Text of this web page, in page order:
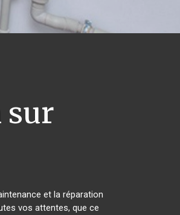
sur
et la réparation
vos attentes, que ce